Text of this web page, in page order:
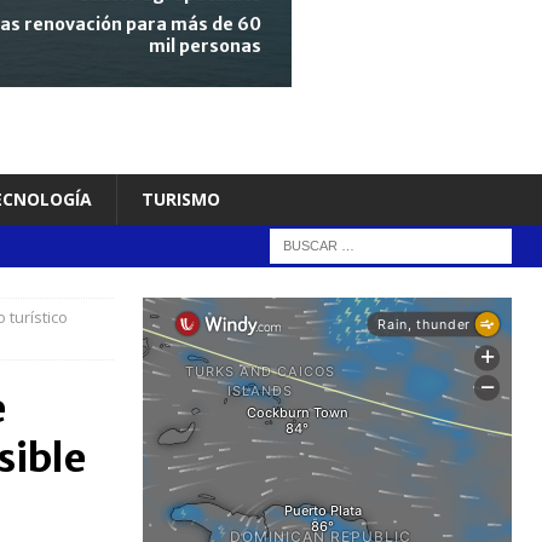
renovación para más de 60
mil personas
TURISMO
turístico